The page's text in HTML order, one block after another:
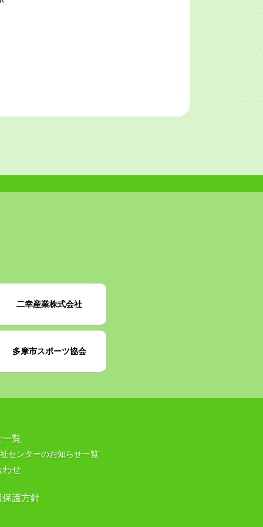
二幸産業株式会社
多摩市スポーツ協会
一覧
センターのお知らせ一覧
わせ
保護方針